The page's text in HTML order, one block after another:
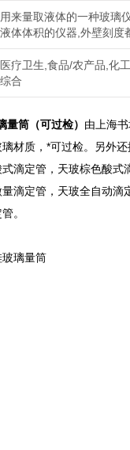
用来量取液体的一种玻璃
液体体积的仪器,外壁刻度
医疗卫生,食品/农产品,化
综合
筒（可过检） 由上海
材质，*可过检。另外
滴定管，天玻棕色酸式
滴定管，天玻全自动滴
。
璃量筒